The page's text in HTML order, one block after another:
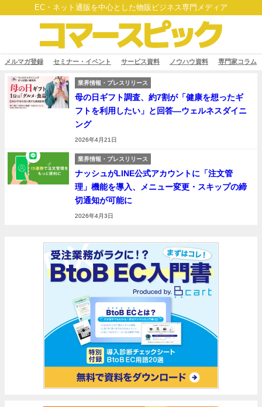
EC・ネット通販を中心とした物販ビジネス専門メディア
メルマガ登録 セミナー・イベント サービス資料 ノウハウ資料 専門家コラム
業界情報・プレスリリース
母の日ギフト調査、約7割が「健康を想ったギ
フトを利用したい」と回答―ウェルネスダイニ
ング
2026年4月21日
業界情報・プレスリリース
ナッシュがLINE公式アカウントに「注文管
理」機能を導入、メニュー変更・スキップの締
切通知が可能に
2026年4月3日